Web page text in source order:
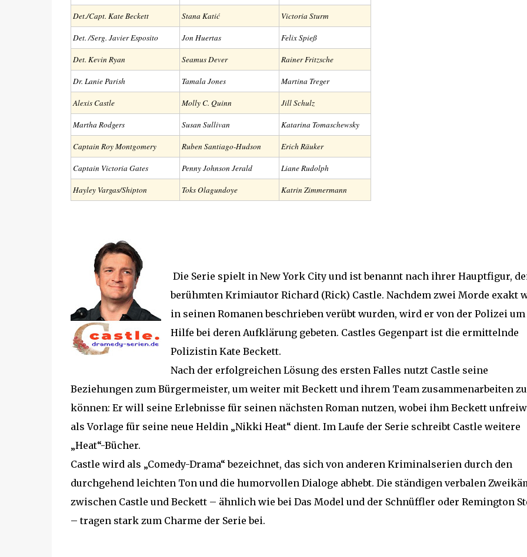
Det./Capt. Kate Beckett Stana Katić Victoria Sturm
Det. /Serg. Javier Esposito Jon Huertas Felix Spieß
Det. Kevin Ryan Seamus Dever Rainer Fritzsche
Dr. Lanie Parish Tamala Jones Martina Treger
Alexis Castle Molly C. Quinn Jill Schulz
Martha Rodgers Susan Sullivan Katarina Tomaschewsky
Captain Roy Montgomery Ruben Santiago-Hudson Erich Räuker
Captain Victoria Gates Penny Johnson Jerald Liane Rudolph
Hayley Vargas/Shipton Toks Olagundoye Katrin Zimmermann
Die Serie spielt in New York City und ist benannt nach ihrer Hauptfigur,
berühmten Krimiautor Richard (Rick) Castle. Nachdem zwei Morde exakt
in seinen Romanen beschrieben verübt wurden, wird er von der Polizei um
Hilfe bei deren Aufklärung gebeten. Castles Gegenpart ist die ermittelnde
Polizistin Kate Beckett.
Nach der erfolgreichen Lösung des ersten Falles nutzt Castle seine
Beziehungen zum Bürgermeister, um weiter mit Beckett und ihrem Team zusammenarbeiten zu
können: Er will seine Erlebnisse für seinen nächsten Roman nutzen, wobei ihm Beckett
als Vorlage für seine neue Heldin „Nikki Heat“ dient. Im Laufe der Serie schreibt Castle weitere
„Heat“-Bücher.
Castle wird als „Comedy-Drama“ bezeichnet, das sich von anderen Kriminalserien durch den
durchgehend leichten Ton und die humorvollen Dialoge abhebt. Die ständigen verbalen
zwischen Castle und Beckett – ähnlich wie bei Das Model und der Schnüffler oder Remington
– tragen stark zum Charme der Serie bei.